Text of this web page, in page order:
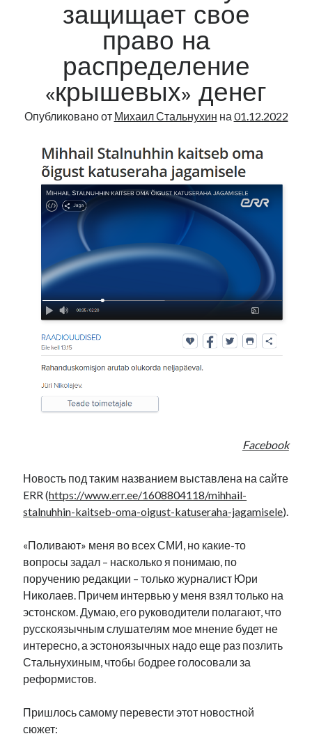
защищает свое
право на
распределение
«крышевых» денег
Опубликовано от Михаил Стальнухин на 01.12.2022
Facebook
Новость под таким названием выставлена на сайте
ERR (https://www.err.ee/1608804118/mihhail-
stalnuhhin-kaitseb-oma-oigust-katuseraha-jagamisele).
«Поливают» меня во всех СМИ, но какие-то
вопросы задал – насколько я понимаю, по
поручению редакции – только журналист Юри
Николаев. Причем интервью у меня взял только на
эстонском. Думаю, его руководители полагают, что
русскоязычным слушателям мое мнение будет не
интересно, а эстоноязычных надо еще раз позлить
Стальнухиным, чтобы бодрее голосовали за
реформистов.
Пришлось самому перевести этот новостной
сюжет: